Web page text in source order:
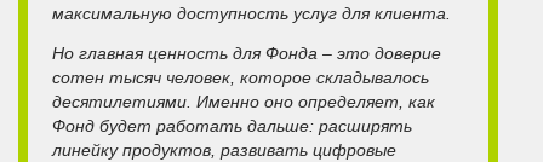
максимальную доступность услуг для клиента.
Но главная ценность для Фонда – это доверие
сотен тысяч человек, которое складывалось
десятилетиями. Именно оно определяет, как
Фонд будет работать дальше: расширять
линейку продуктов, развивать цифровые